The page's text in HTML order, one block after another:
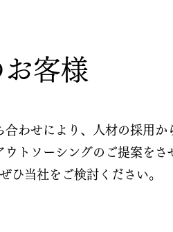
客様
わせにより、人材の採用か
トソーシングのご提案をさ
ひ当社をご検討ください。